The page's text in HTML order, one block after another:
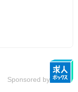
Sponsored by